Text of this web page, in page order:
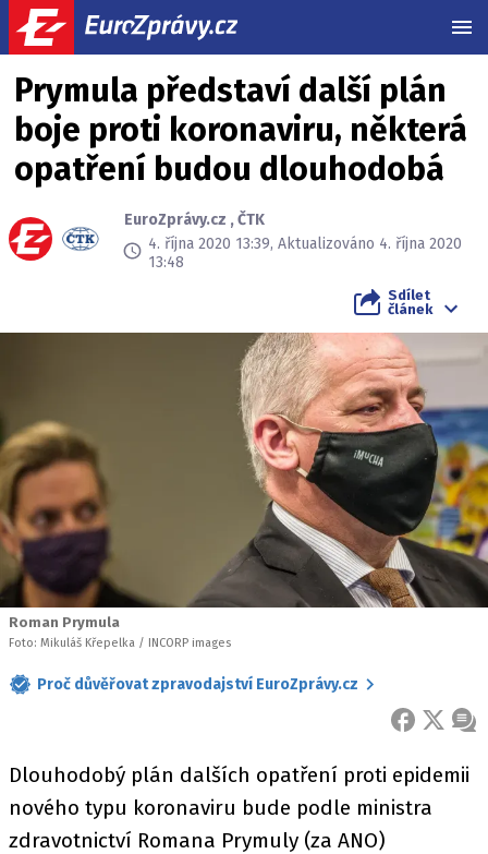
Prymula představí další plán
boje proti koronaviru, některá
opatření budou dlouhodobá
EuroZprávy.cz ,ČTK
4. října 2020 13:39, Aktualizováno 4. října 2020
13:48
Sdílet
článek
Roman Prymula
Foto: Mikuláš Křepelka / INCORP images
Proč důvěřovat zpravodajství EuroZprávy.cz
FACEBOOK
X
Dlouhodobý plán dalších opatření proti epidemii
nového typu koronaviru bude podle ministra
zdravotnictví Romana Prymuly (za ANO)